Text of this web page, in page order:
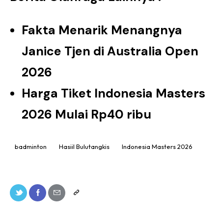
Fakta Menarik Menangnya
Janice Tjen di Australia Open
2026
Harga Tiket Indonesia Masters
2026 Mulai Rp40 ribu
badminton Hasiil Bulutangkis Indonesia Masters 2026